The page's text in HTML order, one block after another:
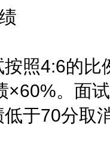
4:6的比
×60%。面
于70分取